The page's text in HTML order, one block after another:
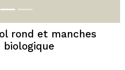
rond et manches